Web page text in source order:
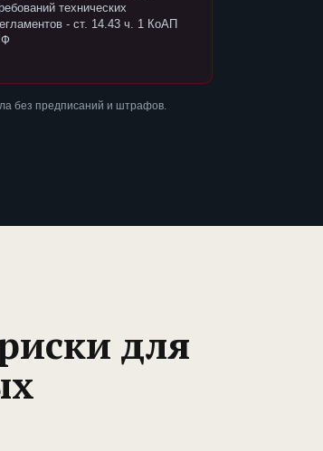
технических
- ст. 14.43 ч. 1 КоАП
без предписаний и штрафов.
для